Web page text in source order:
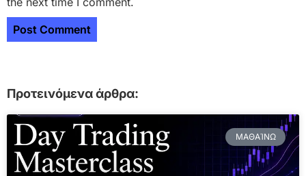
Προτεινόμενα άρθρα:
ΜΑΘΑΊΝΩ